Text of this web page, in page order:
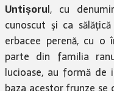
Untișorul, cu
cunoscut şi ca
erbacee perenă, cu o
parte din familia
lucioase, au formă de